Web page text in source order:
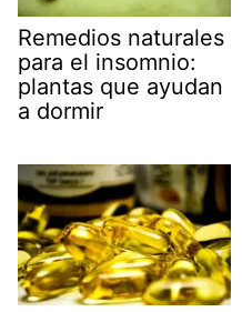
Remedios naturales
para el insomnio:
plantas que ayudan
a dormir